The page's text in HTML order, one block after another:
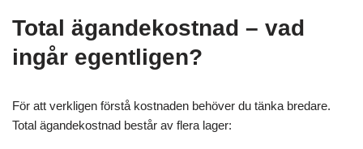
Total ägandekostnad – vad
ingår egentligen?
För att verkligen förstå kostnaden behöver du tänka bredare.
Total ägandekostnad består av flera lager: